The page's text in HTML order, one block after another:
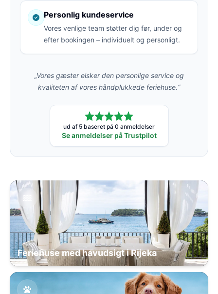
Personlig kundeservice
Vores venlige team støtter dig før, under og
efter bookingen – individuelt og personligt.
„Vores gæster elsker den personlige service og
kvaliteten af vores håndplukkede feriehuse.“
ud af 5 baseret på 0 anmeldelser
Se anmeldelser på Trustpilot
Feriehuse med havudsigt i Rijeka